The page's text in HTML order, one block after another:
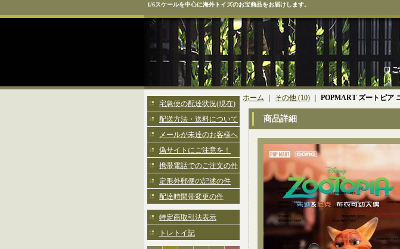
1/6スケールを中心に海外トイズのお宝商品をお届けします。
宅急便の配達状況(現在)
配送方法・送料について
メールが未達のお客様へ
偽サイトにご注意を！
携帯電話でのご注文の件
定形外郵便の記述の件
配達時間帯変更の件
特定商取引法表示
トレトイ記
ホーム その他 (10) POPMART ズートピア
商品詳細